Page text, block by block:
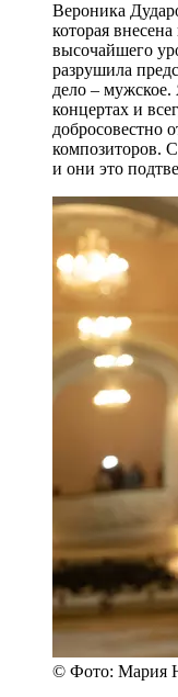
Вероника
которая
высочайшего
разрушила
дело –
концертах и
добросовестно
композиторов.
и они это
© Фото: Мария